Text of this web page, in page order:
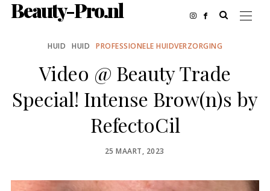
Beauty-Pro.nl
HUID HUID PROFESSIONELE HUIDVERZORGING
Video @ Beauty Trade
Special! Intense Brow(n)s by
RefectoCil
POSTED
25 MAART, 2023